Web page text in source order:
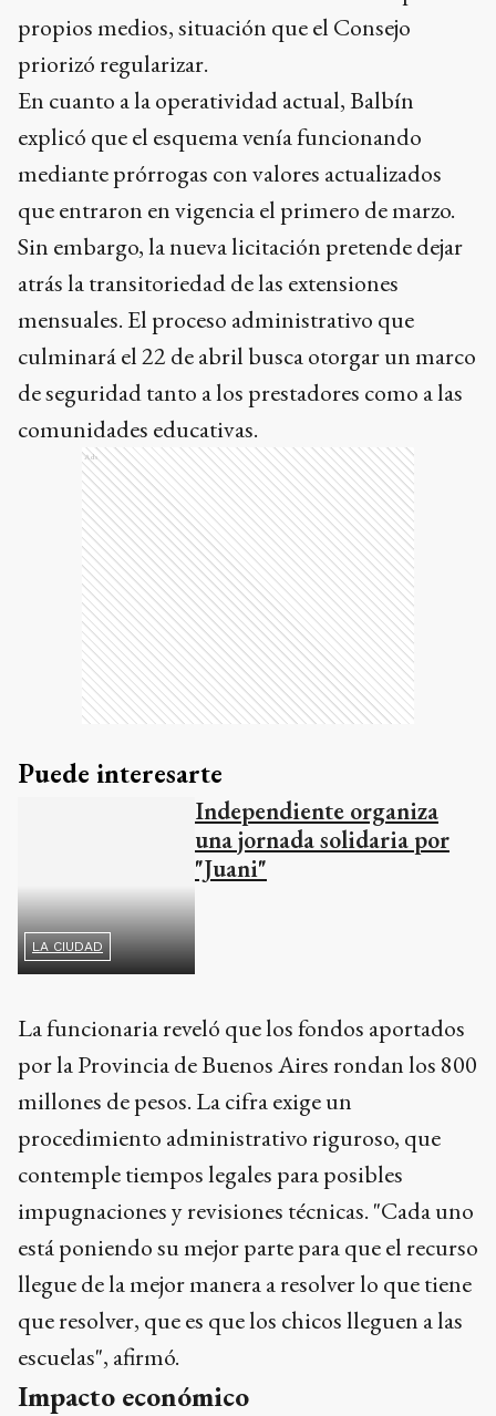
priorizó regularizar.
En cuanto a la operatividad actual, Balbín
explicó que el esquema venía funcionando
mediante prórrogas con valores actualizados
que entraron en vigencia el primero de marzo.
Sin embargo, la nueva licitación pretende dejar
atrás la transitoriedad de las extensiones
mensuales. El proceso administrativo que
culminará el 22 de abril busca otorgar un marco
de seguridad tanto a los prestadores como a las
comunidades educativas.
Puede interesarte
Independiente organiza
una jornada solidaria por
"Juani"
La funcionaria reveló que los fondos aportados
por la Provincia de Buenos Aires rondan los 800
millones de pesos. La cifra exige un
procedimiento administrativo riguroso, que
contemple tiempos legales para posibles
impugnaciones y revisiones técnicas. "Cada uno
está poniendo su mejor parte para que el recurso
llegue de la mejor manera a resolver lo que tiene
que resolver, que es que los chicos lleguen a las
escuelas", afirmó.
Impacto económico
La presidenta del Consejo Escolar no ocultó su
preocupación por el actual escenario nacional,